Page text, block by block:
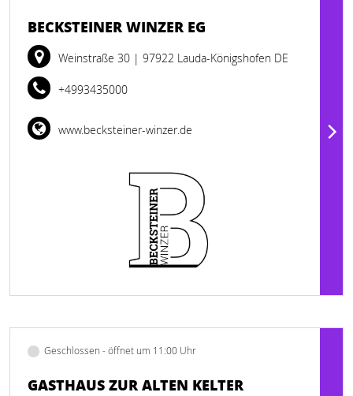
BECKSTEINER WINZER EG
Weinstraße 30 | 97922 Lauda-Königshofen DE
+4993435000
www.becksteiner-winzer.de
Geschlossen - öffnet um 11:00 Uhr
GASTHAUS ZUR ALTEN KELTER